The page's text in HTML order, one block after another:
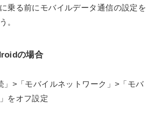
乗る前にモバイルデータ通信の設定を
。
の場合
」>「モバイルネットワーク」>「モバ
をオフ設定